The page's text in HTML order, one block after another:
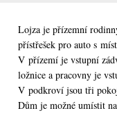
Lojza je přízemní
přístřešek pro auto s
V přízemí je vstupní
ložnice a pracovny je
V podkroví jsou tři
Dům je možné umístit